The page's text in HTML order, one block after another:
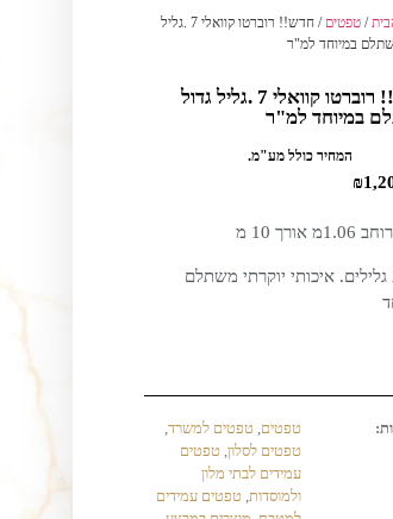
/ טפטים
/ חדש!! רוברטו קוואלי 7 .גליל
במיוחד למ"ר
חדש!! רוברטו קוואלי 7 .גליל גדול
במיוחד למ"ר
₪
המחיר כולל מע"מ.
אורך 10 מ
כמו 2 גלילים. איכותי יוקרתי משתלם
טפטים, טפטים למשרד,
טפטים לסלון, טפטים
עמידים לבתי מלון
ולמוסדות, טפטים עמידים